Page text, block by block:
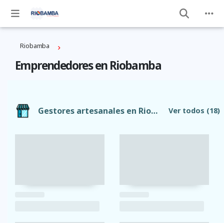
Riobamba
Emprendedores en Riobamba
Gestores artesanales en Riobamba Ver todos (18)